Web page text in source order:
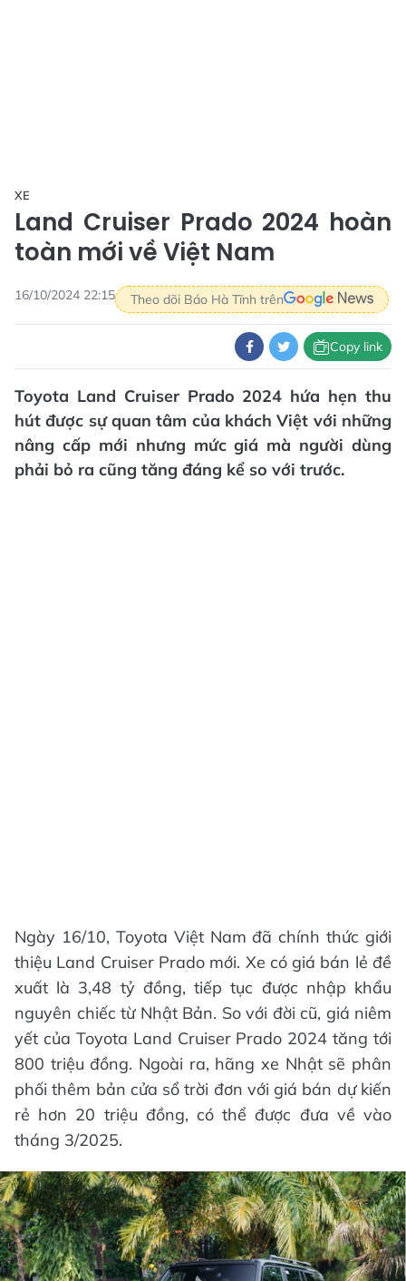
XE
Land Cruiser Prado 2024 hoàn
toàn mới về Việt Nam
16/10/2024 22:15 Theo dõi Báo Hà Tĩnh trên
Copy link
Toyota Land Cruiser Prado 2024 hứa hẹn thu
hút được sự quan tâm của khách Việt với những
nâng cấp mới nhưng mức giá mà người dùng
phải bỏ ra cũng tăng đáng kể so với trước.
Ngày 16/10, Toyota Việt Nam đã chính thức giới
thiệu Land Cruiser Prado mới. Xe có giá bán lẻ đề
xuất là 3,48 tỷ đồng, tiếp tục được nhập khẩu
nguyên chiếc từ Nhật Bản. So với đời cũ, giá niêm
yết của Toyota Land Cruiser Prado 2024 tăng tới
800 triệu đồng. Ngoài ra, hãng xe Nhật sẽ phân
phối thêm bản cửa sổ trời đơn với giá bán dự kiến
rẻ hơn 20 triệu đồng, có thể được đưa về vào
tháng 3/2025.